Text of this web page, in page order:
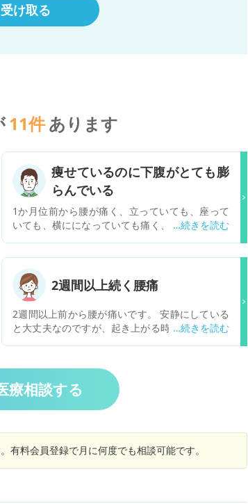
け取る
11件あります
痩せているのに下腹がとても膨
らんでいる
1か月位前から腰が痛く、立っていても、座って
いても、横にになっていても痛く、たまらなく病
だと思っていたので民間療法をやっていた。近藤
誠の本をたくさん読んでいたので病院に行ってな
い 腰の痛みに耐えられず行った。自分では肺癌か
らの転移性脊髄圧迫とか悪性骨髄腫瘍だと思うの
で医者に話し、胸のレントゲン、MRI ,CT, 血液検
査 尿検査をしたが癌の心配はない、と言われた。
腹水はない、と言われたが、下腹がとても膨らん
在、整形外科から腰の痛み止めの薬と骨粗鬆症の
薬、カルシウムの薬を飲んでます。 今は体は怠
く、腰は痛く、痩せていくし、下腹は膨らんでい
す。セカンドオピニオンで大学病院に行っも癌の
心配はない、と同じなのです。 どうすれば良いの
2週間以上続く腰痛
2週間以上前から腰が痛いです。 安静にしている
と大丈夫なのですが、起き上がる時や体制を変え
去年の5月に第一脊椎と第二脊椎を圧迫骨折した
のですが、その時も10月くらいまで腰痛が治りま
せんでした。 骨折を見てくれていた整形外科の先
生に聞いた時に、「骨折時のレントゲンで腰に異
最近更に痛みを増して腰痛が戻ってきました。 原
因は何が考えられるでしょうか？ 脊椎の骨折は関
療相談する
料会員登録で月に何度でも相談可能です。